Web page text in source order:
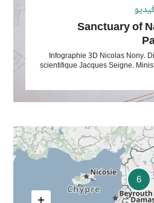
Sanctuary of
© Infographie 3D Nicolas Nony.
scientifique Jacques Seigne.
6